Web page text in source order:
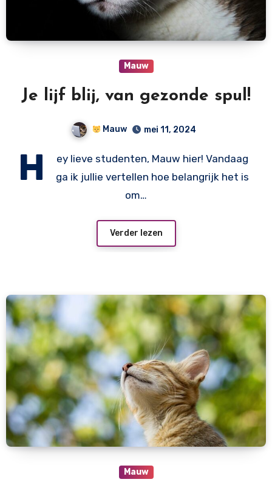
Mauw
Je lijf blij, van gezonde spul!
Mauw mei 11, 2024
H
ey lieve studenten, Mauw hier! Vandaag
ga ik jullie vertellen hoe belangrijk het is
om…
Verder lezen
Mauw